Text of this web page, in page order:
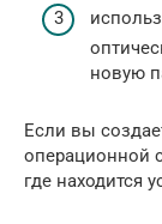
новую
Если вы
операционной
где находится